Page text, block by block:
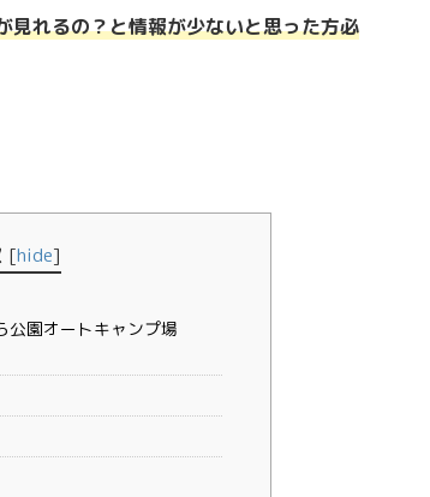
見れるの？と情報が少ないと思った方必
[hide]
公園オートキャンプ場